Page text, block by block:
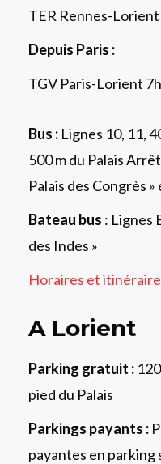
TER Rennes-
Depuis Paris :
TGV Paris-Lorient
Bus : Lignes 10, 11,
500 m du Palais
Palais des Congrès
Bateau bus : Lignes
des Indes »
Horaires et
A Lorient
Parking gratuit :
pied du Palais
Parkings payants :
payantes en parking